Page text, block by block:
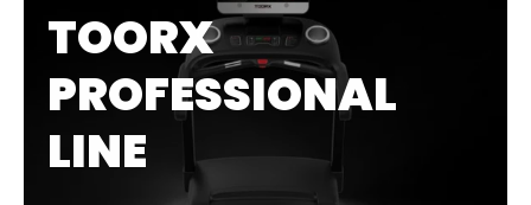
TOORX
PROFESSIONAL
LINE